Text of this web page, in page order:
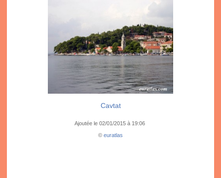
Cavtat
Ajoutée le 02/01/2015 à 19:06
© euratlas